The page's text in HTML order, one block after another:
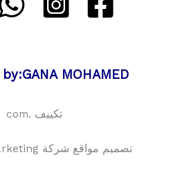
MOHAMED
تكييف .com
تصميم مواقع شركة 20th Day Marketing